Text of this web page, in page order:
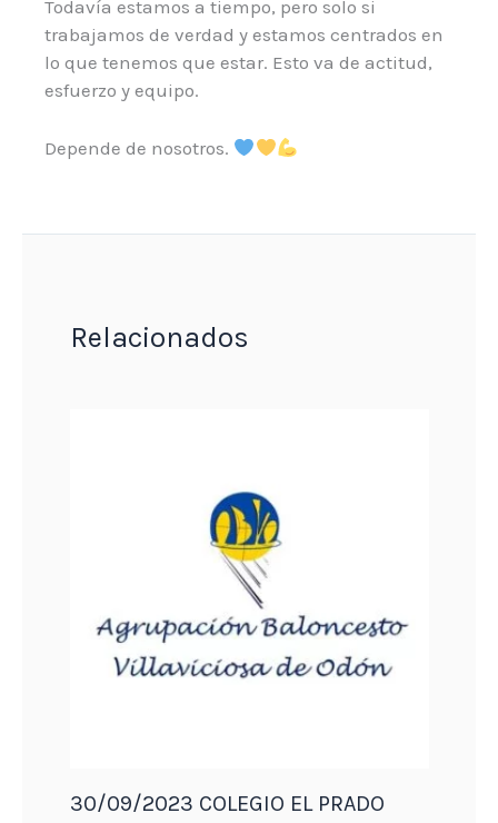
Todavía estamos a tiempo, pero solo si
trabajamos de verdad y estamos centrados en
lo que tenemos que estar. Esto va de actitud,
esfuerzo y equipo.
Depende de nosotros.
Relacionados
30/09/2023 COLEGIO EL PRADO